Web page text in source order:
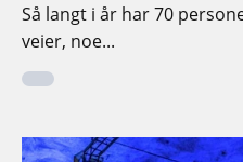
Så langt i år har 70
veier, noe...